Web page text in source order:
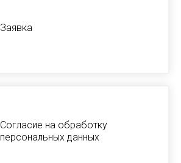
Заявка
Согласие на обработку
персональных данных